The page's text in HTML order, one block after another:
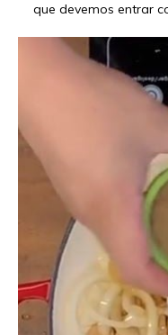
que devemos entrar